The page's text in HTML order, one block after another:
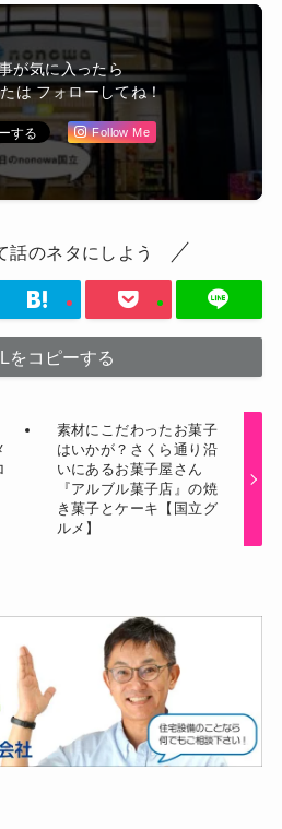
が気に入ったら
は フォローしてね！
Follow Me
話のネタにしよう
をコピーする
素材にこだわったお菓子
はいかが？さくら通り沿
いにあるお菓子屋さん
『アルブル菓子店』の焼
き菓子とケーキ【国立グ
ルメ】